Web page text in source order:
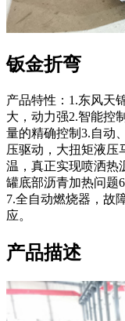
钣金折弯
产品特性：1.东风天
大，动力强2.智能控
量的精确控制3.自动
压驱动，大扭矩液压
温，真正实现喷洒热
罐底部沥青加热问题
7.全自动燃烧器，故
应。
产品描述